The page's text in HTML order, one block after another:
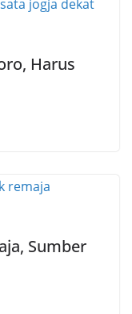
Harus
Sumber